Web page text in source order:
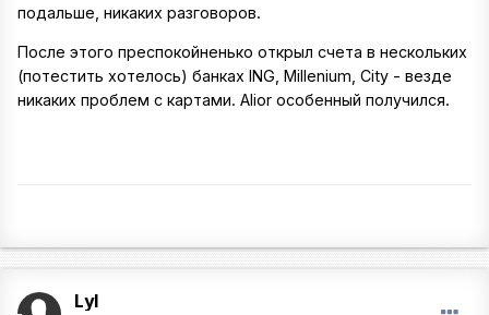
подальше, никаких разговоров.
После этого преспокойненько открыл счета в нескольких
(потестить хотелось) банках ING, Millenium, City - везде
никаких проблем с картами. Alior особенный получился.
Lyl